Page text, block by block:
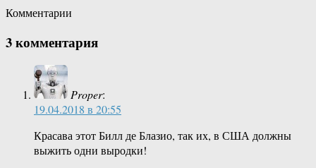
Комментарии
3 комментария
Proper:
19.04.2018 в 20:55
Красава этот Билл де Блазио, так их, в США должны
выжить одни выродки!